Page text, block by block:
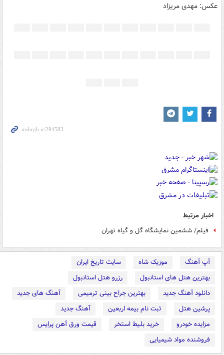
عکس: مهدی مریزاد
اخبار مرتبط
فیلم/ ششمین نمایشگاه گل و گیاه تهران
آپ آهنگ موزیک شاه
سایت تاریخ ایران
بهترین هتل های استانبول
رزرو هتل استانبول
دانلود آهنگ جدید
بهترین جراح بینی ترمیمی
آهنگ های جدید
پرشین هتل
ثبت نام بیمه اربعین
آهنگ جدید
مزایده خودرو
خرید بلیط استخر
قیمت ورق آهن پرایس
فروشنده مواد شیمیایی